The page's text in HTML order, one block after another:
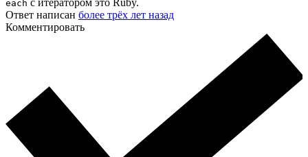
each с итератором это Ruby.
Ответ написан более трёх лет назад
Комментировать